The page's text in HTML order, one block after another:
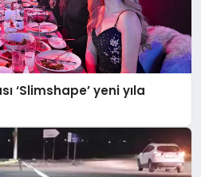
‘Slimshape’ yeni yıla